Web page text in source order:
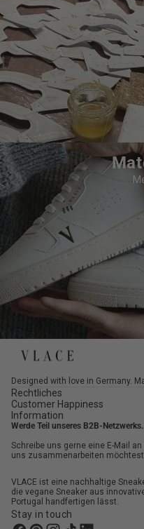
Designed with love in Germany.
Rechtliches
Customer Happiness
Information
Werde Teil unseres B2B-Netzwerks.
Schreibe uns gerne eine E-Mail
uns zusammenarbeiten
VLACE ist eine nachhaltige
die vegane Sneaker aus
Portugal handfertigen lässt.
Stay in touch